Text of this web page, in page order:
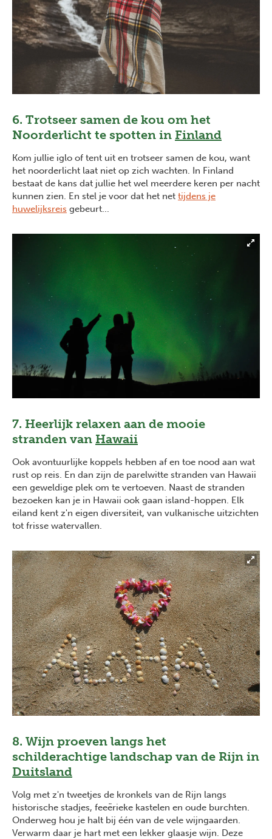
6. Trotseer samen de kou om het
Noorderlicht te spotten in Finland
Kom jullie iglo of tent uit en trotseer samen de kou, want
het noorderlicht laat niet op zich wachten. In Finland
bestaat de kans dat jullie het wel meerdere keren per nacht
kunnen zien. En stel je voor dat het net tijdens je
huwelijksreis gebeurt...
7. Heerlijk relaxen aan de mooie
stranden van Hawaii
Ook avontuurlijke koppels hebben af en toe nood aan wat
rust op reis. En dan zijn de parelwitte stranden van Hawaii
een geweldige plek om te vertoeven. Naast de stranden
bezoeken kan je in Hawaii ook gaan island-hoppen. Elk
eiland kent z'n eigen diversiteit, van vulkanische uitzichten
tot frisse watervallen.
8. Wijn proeven langs het
schilderachtige landschap van de Rijn in
Duitsland
Volg met z'n tweetjes de kronkels van de Rijn langs
historische stadjes, feeërieke kastelen en oude burchten.
Onderweg hou je halt bij één van de vele wijngaarden.
Verwarm daar je hart met een lekker glaasje wijn. Deze